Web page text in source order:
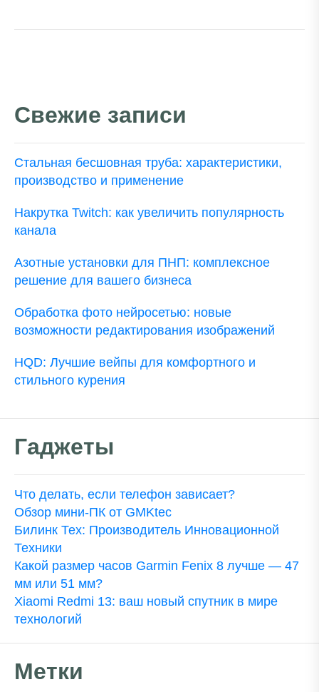
Свежие записи
Стальная бесшовная труба: характеристики,
производство и применение
Накрутка Twitch: как увеличить популярность
канала
Азотные установки для ПНП: комплексное
решение для вашего бизнеса
Обработка фото нейросетью: новые
возможности редактирования изображений
HQD: Лучшие вейпы для комфортного и
стильного курения
Гаджеты
Что делать, если телефон зависает?
Обзор мини-ПК от GMKtec
Билинк Тех: Производитель Инновационной
Техники
Какой размер часов Garmin Fenix 8 лучше — 47
мм или 51 мм?
Xiaomi Redmi 13: ваш новый спутник в мире
технологий
Метки